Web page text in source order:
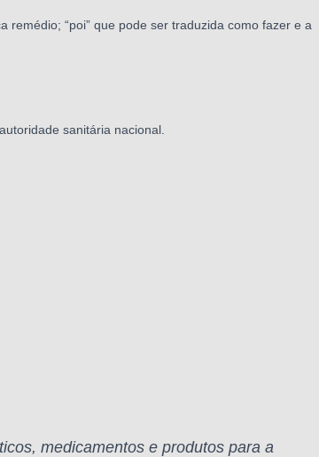
remédio; “poi” que pode ser traduzida como fazer e a
sanitária nacional.
medicamentos e produtos para a